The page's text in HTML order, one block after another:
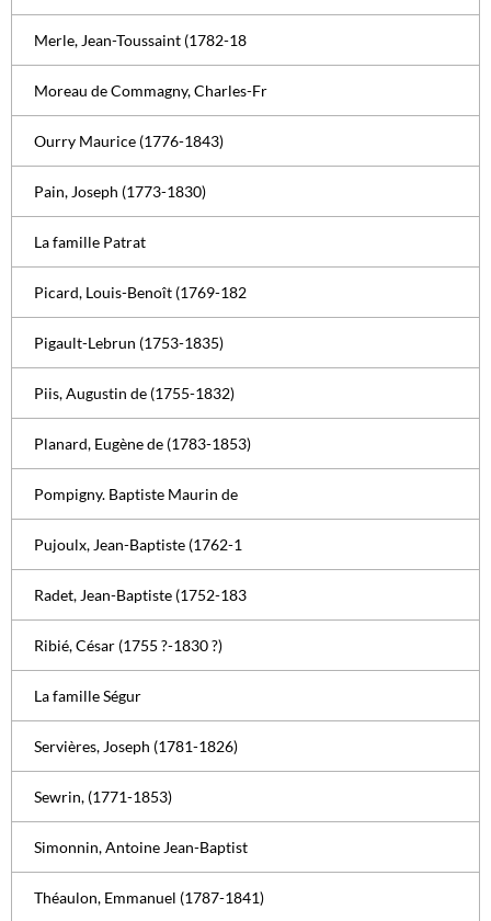
Merle, Jean-Toussaint (1782-18
Moreau de Commagny, Charles-Fr
Ourry Maurice (1776-1843)
Pain, Joseph (1773-1830)
La famille Patrat
Picard, Louis-Benoît (1769-182
Pigault-Lebrun (1753-1835)
Piis, Augustin de (1755-1832)
Planard, Eugène de (1783-1853)
Pompigny. Baptiste Maurin de
Pujoulx, Jean-Baptiste (1762-1
Radet, Jean-Baptiste (1752-183
Ribié, César (1755 ?-1830 ?)
La famille Ségur
Servières, Joseph (1781-1826)
Sewrin, (1771-1853)
Simonnin, Antoine Jean-Baptist
Théaulon, Emmanuel (1787-1841)